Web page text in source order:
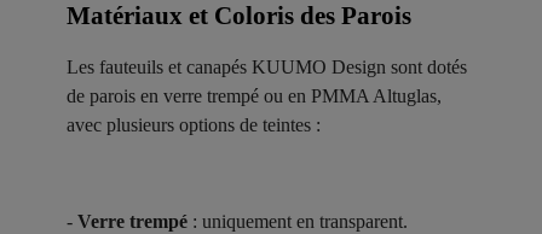
Matériaux et Coloris des Parois ​
Les fauteuils et canapés KUUMO Design sont dotés
de parois en verre trempé ou en PMMA Altuglas,
avec plusieurs options de teintes :
- Verre trempé : uniquement en transparent.